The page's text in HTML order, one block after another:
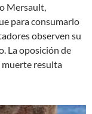
Mersault,
para consumarlo
observen su
La oposición de
muerte resulta